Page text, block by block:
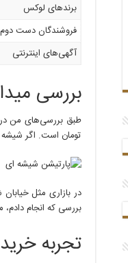
برندهای لوکس
فروشندگان دست دوم
آگهی‌های اینترنتی
بررسی
تومان است. اگر شیشه سکوریت
بررسی که انجام
تجربه